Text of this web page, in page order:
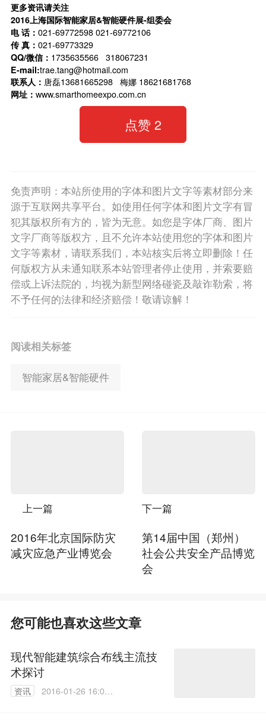
更多资讯请关注
2016上海国际智能家居&智能硬件展-组委会
电 话： 021-69772598 021-69772106
传 真： 021-69773329
QQ/微信： 1735635566 318067231
E-mail:trae.tang@hotmail.com
联系人： 唐磊13681665298 梅娜 18621681768
网址： www.smarthomeexpo.com.cn
点赞 2
免责声明：本站所使用的字体和图片文字等素材部分来
源于互联网共享平台。如使用任何字体和图片文字有冒
犯其版权所有方的，皆为无意。如您是字体厂商、图片
文字厂商等版权方，且不允许本站使用您的字体和图片
文字等素材，请联系我们，本站核实后将立即删除！任
何版权方从未通知联系本站管理者停止使用，并索要赔
偿或上诉法院的，均视为新型网络碰瓷及敲诈勒索，将
不予任何的法律和经济赔偿！敬请谅解！
阅读相关标签
智能家居&智能硬件
上一篇
2016年北京国际防灾
减灾应急产业博览会
下一篇
第14届中国（郑州）
社会公共安全产品博览
会
您可能也喜欢这些文章
现代智能建筑综合布线主流技
术探讨
资讯
2016-01-26 16:05: